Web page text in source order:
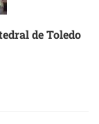
de Toledo